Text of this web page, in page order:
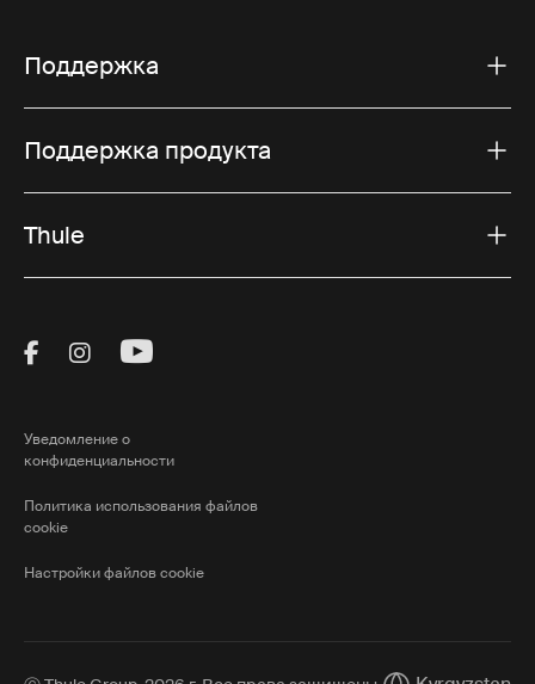
Поддержка
Поддержка продукта
Thule
Visit Thule on Facebook (external link)
Visit Thule on Instagram (external link)
Visit Thule on Youtube (external
Уведомление о
конфиденциальности
Политика использования файлов
cookie
Настройки файлов cookie